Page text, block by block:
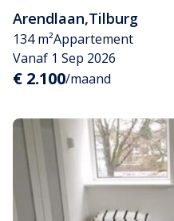
Arendlaan,Tilburg
134 m²Appartement
Vanaf 1 Sep 2026
€ 2.100/maand